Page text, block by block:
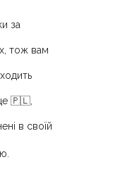
за
тож вам
🇵🇱,
в своїй